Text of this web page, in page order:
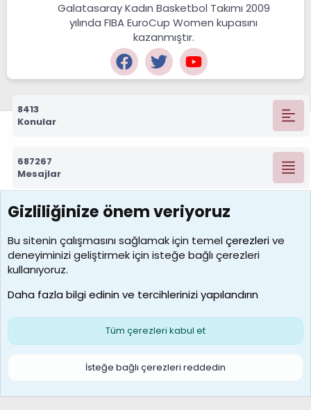
Galatasaray Kadın Basketbol Takımı 2009
yılında FIBA EuroCup Women kupasını
kazanmıştır.
8413
Konular
687267
Mesajlar
7388
Kullanıcılar
borabekirogluu
Son üye
Çerezler
S
Gizliliğinize önem veriyoruz
Bu sitenin çalışmasını sağlamak için temelçerezlerive
deneyiminizi geliştirmek için isteğe bağlı çerezleri
kullanıyoruz.
Daha fazla bilgi edinin ve tercihlerinizi yapılandırın
Tüm çerezleri kabul et
İsteğe bağlı çerezleri reddedin